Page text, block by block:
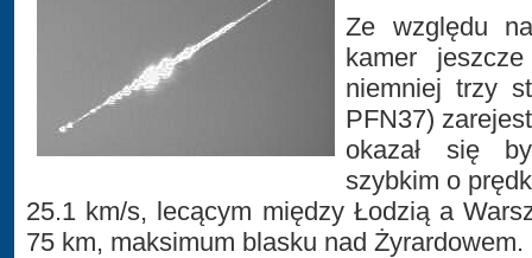
Ze względu
kamer
niemniej trzy
PFN37)
okazał się
szybkim o
25.1 km/s, lecącym między Łodzią a
75 km, maksimum blasku nad Żyrardowem.